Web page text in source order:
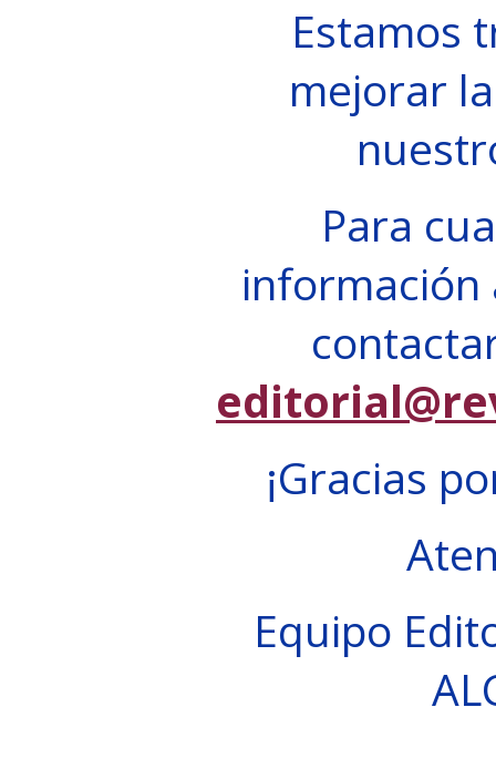
Estamos
mejorar
Para
información
¡Gracias
Equipo